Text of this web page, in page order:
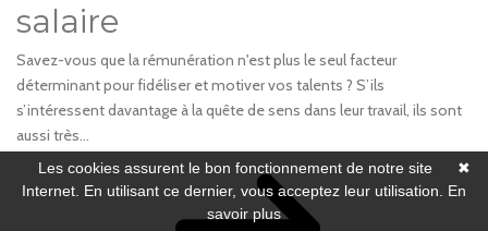
salaire
Savez-vous que la rémunération n'est plus le seul facteur
déterminant pour fidéliser et motiver vos talents ? S’ils
s’intéressent davantage à la quête de sens dans leur travail, ils sont
aussi très...
✖
Les cookies assurent le bon fonctionnement de notre site
Internet. En utilisant ce dernier, vous acceptez leur utilisation. En
savoir plus